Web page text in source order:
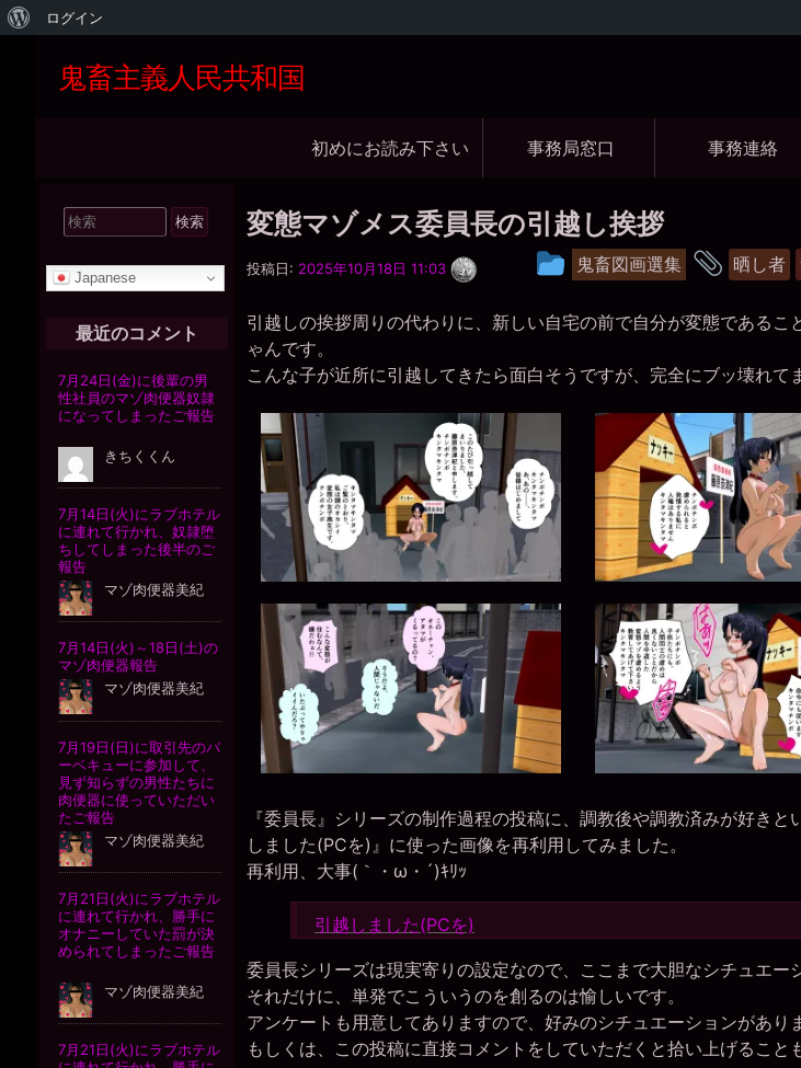
WordPress
ログイン
へ
鬼畜主義人民共和国
ビ
ゲ
ョ
ン
初めにお読み下さい 事務局窓口 事務連絡
変態マゾメス委員長の引越し挨拶
投稿日: 2025年10月18日 11:03
枚
投
グ
ル
ー
プ
鬼畜図画選集
タ
晒し者
引越しの挨拶周りの代わりに、新しい自宅の前で自分が変態であるこ
ゃんです。
こんな子が近所に引越してきたら面白そうですが、完全にブッ壊れて
『委員長』シリーズの制作過程の投稿に、調教後や調教済みが好き
しました(PCを)』に使った画像を再利用してみました。
再利用、大事(｀・ω・´)ｷﾘｯ
引越しました(PCを)
委員長シリーズは現実寄りの設定なので、ここまで大胆なシチュエー
それだけに、単発でこういうのを創るのは愉しいです。
アンケートも用意してありますので、好みのシチュエーションがあり
もしくは、この投稿に直接コメントをしていただくと拾い上げること
検
索
象:Japanese
最近のコメント